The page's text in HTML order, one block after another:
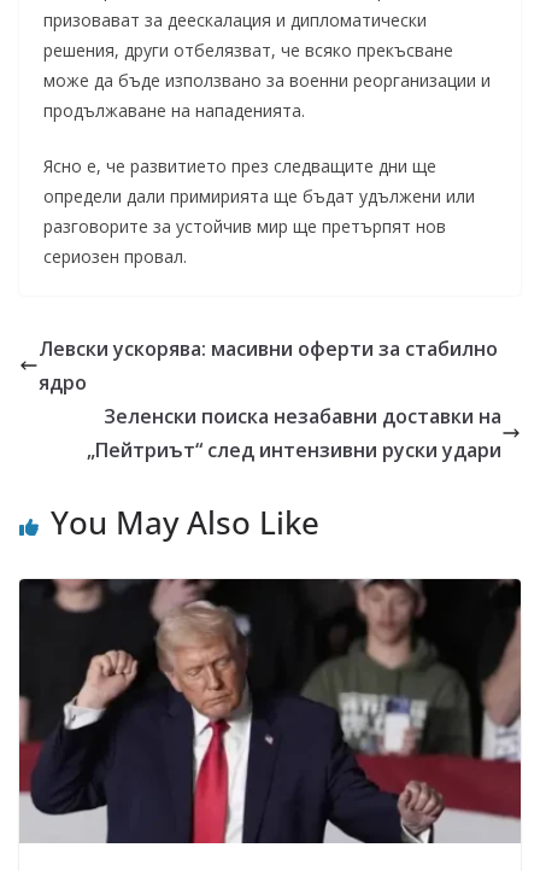
призовават за деескалация и дипломатически
решения, други отбелязват, че всяко прекъсване
може да бъде използвано за военни реорганизации и
продължаване на нападенията.
Ясно е, че развитието през следващите дни ще
определи дали примирията ще бъдат удължени или
разговорите за устойчив мир ще претърпят нов
сериозен провал.
Левски ускорява: масивни оферти за стабилно
ядро
Зеленски поиска незабавни доставки на
„Пейтриът“ след интензивни руски удари
You May Also Like